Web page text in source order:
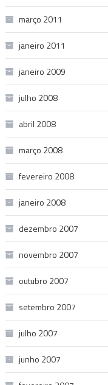
março 2011
janeiro 2011
janeiro 2009
julho 2008
abril 2008
março 2008
fevereiro 2008
janeiro 2008
dezembro 2007
novembro 2007
outubro 2007
setembro 2007
julho 2007
junho 2007